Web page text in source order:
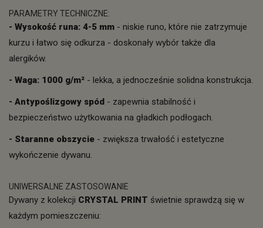
PARAMETRY TECHNICZNE:
- Wysokość runa: 4-5 mm - niskie runo, które nie zatrzymuje
kurzu i łatwo się odkurza - doskonały wybór także dla
alergików.
- Waga: 1000 g/m² - lekka, a jednocześnie solidna konstrukcja.
- Antypoślizgowy spód - zapewnia stabilność i
bezpieczeństwo użytkowania na gładkich podłogach.
- Staranne obszycie - zwiększa trwałość i estetyczne
wykończenie dywanu.
UNIWERSALNE ZASTOSOWANIE
Dywany z kolekcji CRYSTAL PRINT świetnie sprawdzą się w
każdym pomieszczeniu: